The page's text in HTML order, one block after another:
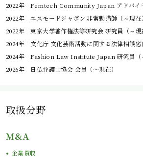
2022年 Femtech Community Japan アドバイザ
2022年 エスモードジャポン 非常勤講師（～現在）
2022年 東京大学著作権法等研究会 研究員（～現
2024年 文化庁 文化芸術活動に関する法律相談窓
2024年 Fashion Law Institute Japan 研究員（
2026年 日仏弁護士協会 会員（〜現在）
取扱分野
M&A
企業買収